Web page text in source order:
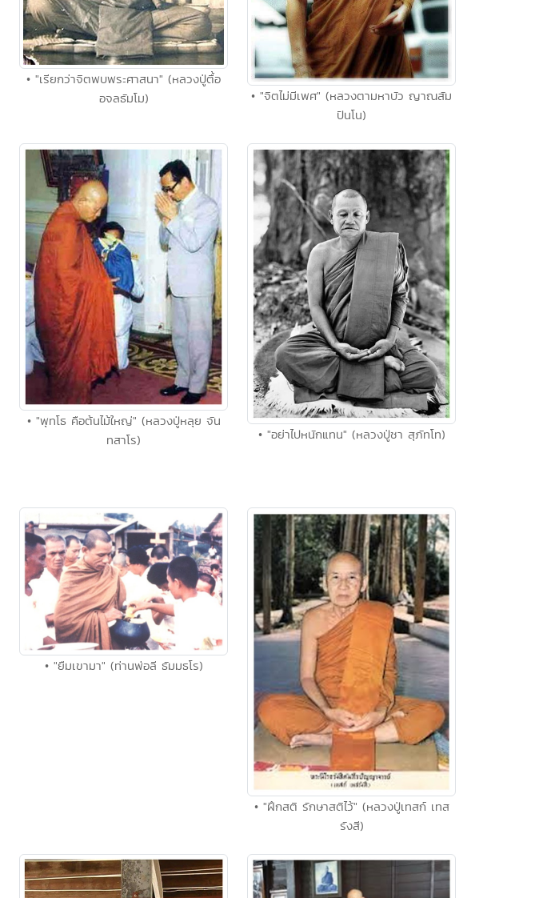
• "เรียกว่าจิตพบพระศาสนา" (หลวงปู่ตื้อ
อจลธัมโม)
• "จิตไม่มีเพศ" (หลวงตามหาบัว ญาณสัม
ปันโน)
• "พุทโธ คือต้นไม้ใหญ่" (หลวงปู่หลุย จัน
ทสาโร)
• "อย่าไปหนักแทน" (หลวงปู่ชา สุภัทโท)
• "ยืมเขามา" (ท่านพ่อลี ธัมมธโร)
• "ฝึกสติ รักษาสติไว้" (หลวงปู่เทสก์ เทส
รังสี)